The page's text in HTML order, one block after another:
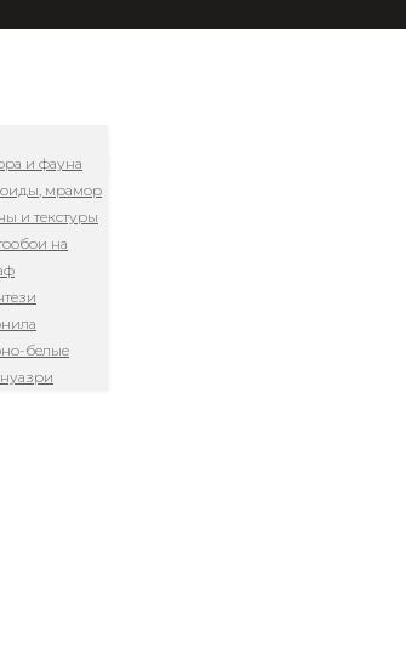
и фауна
мрамор
и текстуры
на
белые